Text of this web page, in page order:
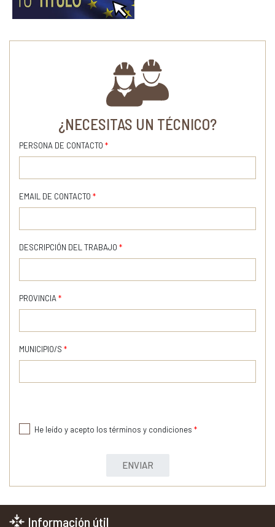
¿NECESITAS UN TÉCNICO?
PERSONA DE CONTACTO *
EMAIL DE CONTACTO *
DESCRIPCIÓN DEL TRABAJO *
PROVINCIA *
MUNICIPIO/S *
He leído y acepto los términos y condiciones *
ENVIAR
Información útil